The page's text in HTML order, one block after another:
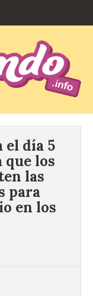
el día 5
que los
las
para
en los